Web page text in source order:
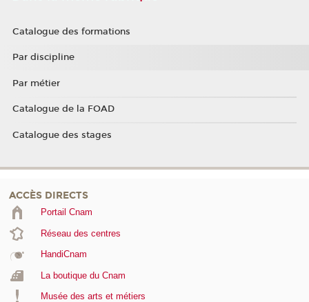
Catalogue des formations
Par discipline
Par métier
Catalogue de la FOAD
Catalogue des stages
ACCÈS DIRECTS
Portail Cnam
Réseau des centres
HandiCnam
La boutique du Cnam
Musée des arts et métiers